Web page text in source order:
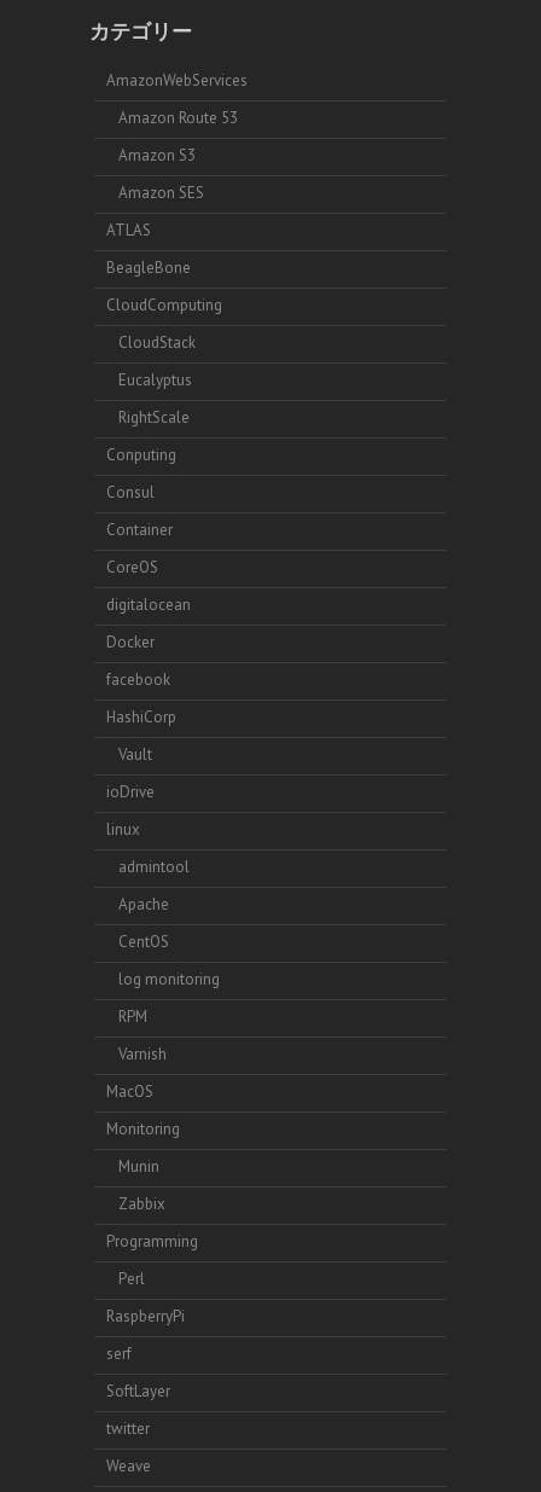
カテゴリー
AmazonWebServices
Amazon Route 53
Amazon S3
Amazon SES
ATLAS
BeagleBone
CloudComputing
CloudStack
Eucalyptus
RightScale
Conputing
Consul
Container
CoreOS
digitalocean
Docker
facebook
HashiCorp
Vault
ioDrive
linux
admintool
Apache
CentOS
log monitoring
RPM
Varnish
MacOS
Monitoring
Munin
Zabbix
Programming
Perl
RaspberryPi
serf
SoftLayer
twitter
Weave